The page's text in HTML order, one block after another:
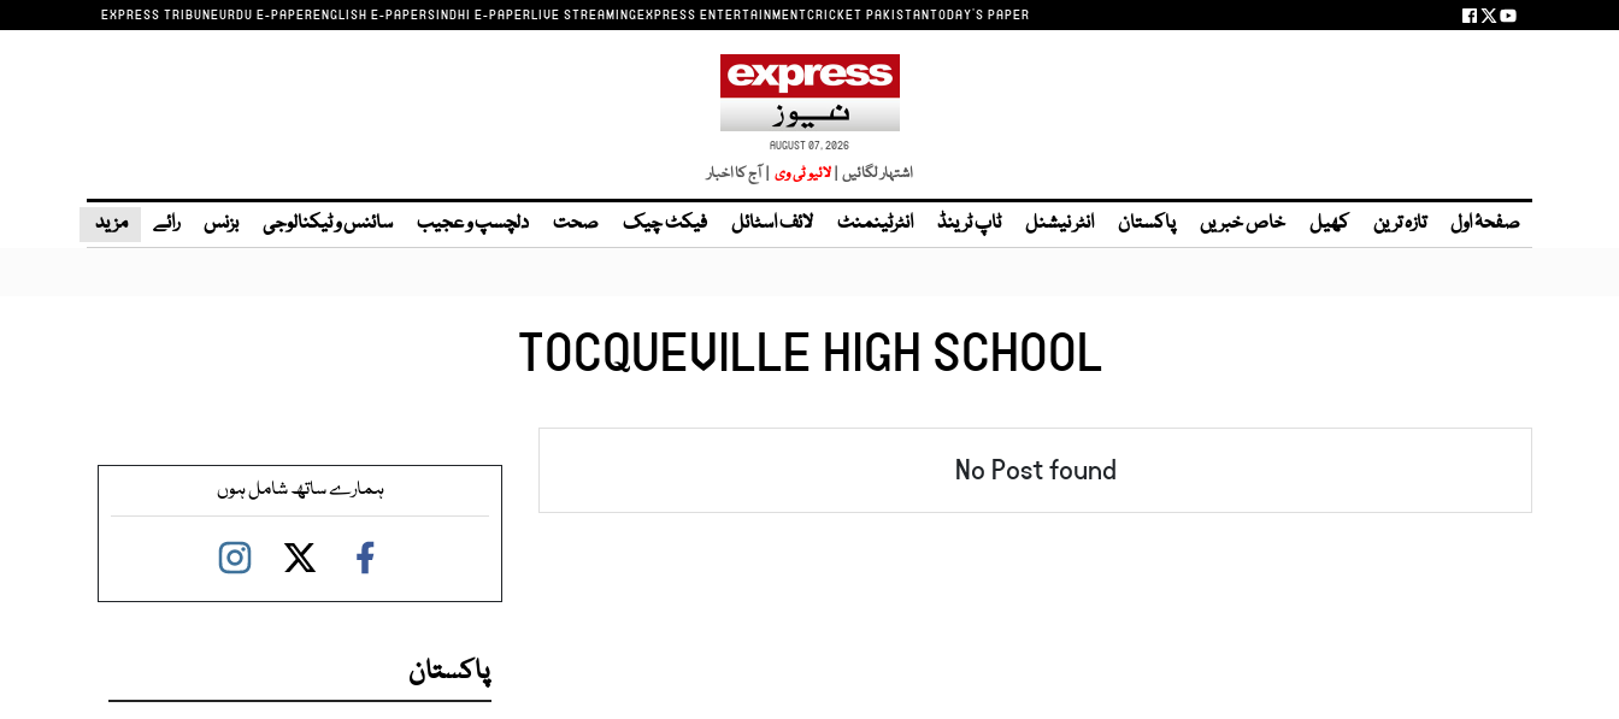
EXPRESS TRIBUNEURDU E-PAPERENGLISH E-PAPERSINDHI E-PAPERLIVE STREAMINGEXPRESS ENTERTAINMENTCRICKET PAKISTANTODAY'S PAPER
AUGUST 07, 2026
اشتہار لگائیں | | آج کا اخبار
صفحۂ اول تازہ ترین کھیل خاص خبریں پاکستان انٹر نیشنل ٹاپ ٹرینڈ انٹرٹینمنٹ لائف اسٹائل فیکٹ چیک صحت دلچسپ و عجیب سائنس و ٹیکنالوجی بزنس رائے مزید
TOCQUEVILLE HIGH SCHOOL
No Post found ہمارے ساتھ شامل ہوں
پاکستان